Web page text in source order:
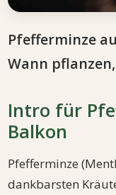
Pfefferminze
Wann
Intro für
Balkon
Pfefferminze
dankbarsten